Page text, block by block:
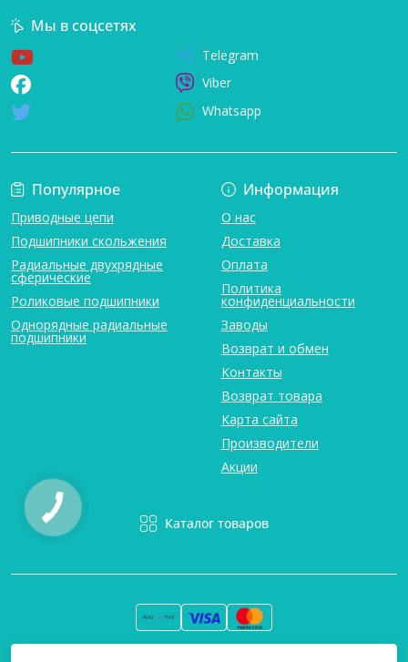
Популярное
Приводные цепи
Подшипники скольжения
Радиальные двухрядные
сферические
Роликовые подшипники
Однорядные радиальные
подшипники
Информация
О нас
Доставка
Оплата
Политика
конфиденциальности
Заводы
Возврат и обмен
Контакты
Возврат товара
Карта сайта
Производители
Акции
Каталог товаров
Мы в соцсетях
Telegram
Viber
Whatsapp